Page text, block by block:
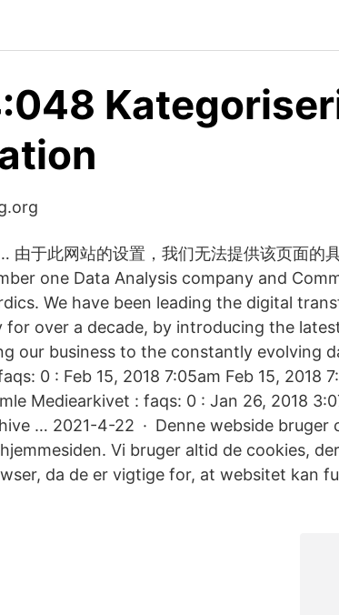
于此网站的设置，我们无法提供该页面的
one Data Analysis company and
We have been leading the digital
for over a decade, by introducing the
our business to the constantly evolving
0 : Feb 15, 2018 7:05am Feb 15, 2018
Mediearkivet : faqs: 0 : Jan 26, 2018
… 2021-4-22 · Denne webside bruger
Vi bruger altid de cookies,
da de er vigtige for, at websitet kan